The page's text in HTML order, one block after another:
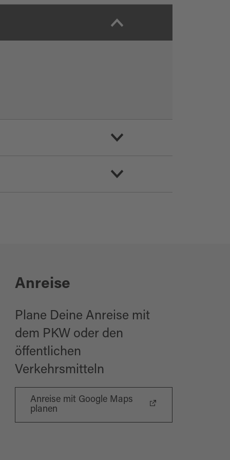
Anreise
Plane Deine Anreise mit
dem PKW oder den
öffentlichen
Verkehrsmitteln
Anreise mit Google Maps
planen